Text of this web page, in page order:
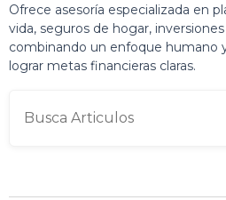
Ofrece asesoría especializada en
vida, seguros de hogar,
combinando un enfoque humano
lograr metas financieras claras.